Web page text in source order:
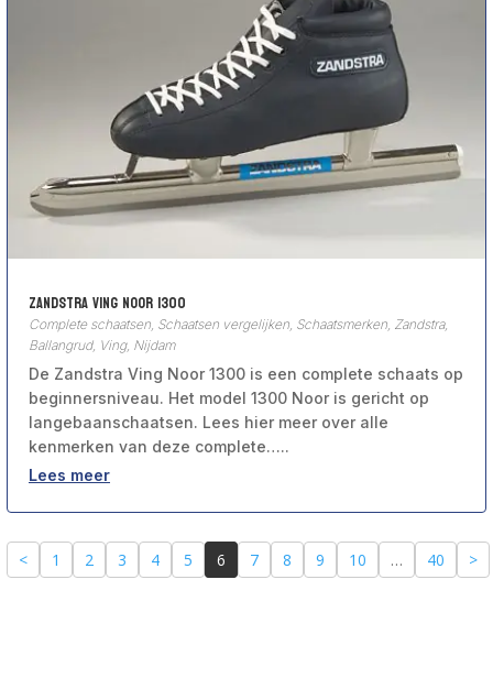
Zandstra Ving Noor 1300
Complete schaatsen Schaatsen vergelijken Schaatsmerken Zandstra,
Ballangrud, Ving, Nijdam
De Zandstra Ving Noor 1300 is een complete schaats op
beginnersniveau. Het model 1300 Noor is gericht op
langebaanschaatsen. Lees hier meer over alle
kenmerken van deze complete…..
Lees meer
< 1 2 3 4 5 6 7 8 9 10 … 40 >